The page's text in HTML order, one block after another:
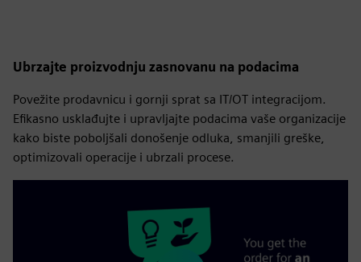
Ubrzajte proizvodnju zasnovanu na podacima
Povežite prodavnicu i gornji sprat sa IT/OT integracijom.
Efikasno usklađujte i upravljajte podacima vaše organizacije
kako biste poboljšali donošenje odluka, smanjili greške,
optimizovali operacije i ubrzali procese.